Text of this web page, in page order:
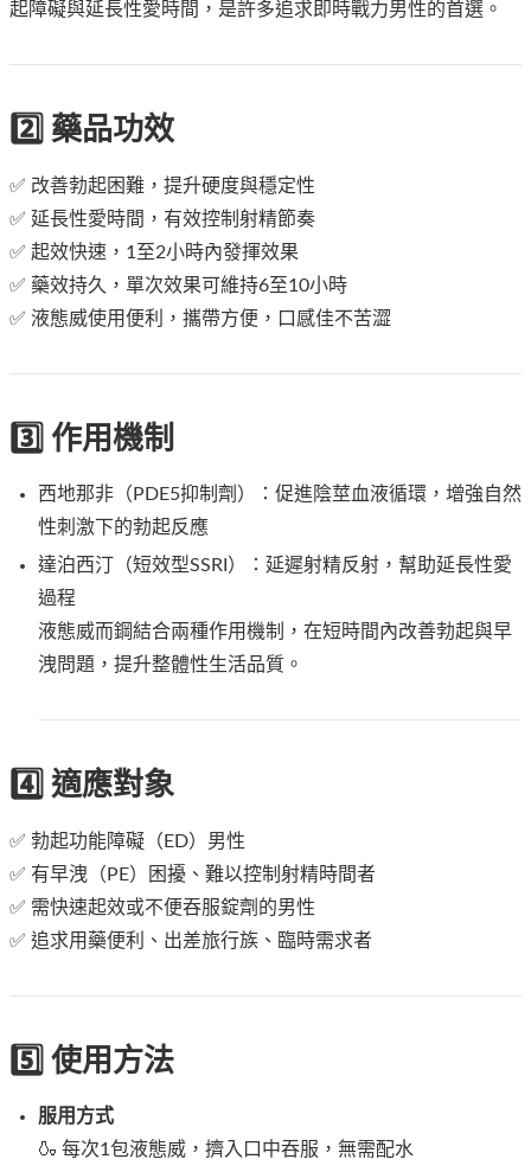
起障礙與延長性愛時間，是許多追求即時戰力男性的首選。
2️⃣ 藥品功效
✅ 改善勃起困難，提升硬度與穩定性
✅ 延長性愛時間，有效控制射精節奏
✅ 起效快速，1至2小時內發揮效果
✅ 藥效持久，單次效果可維持6至10小時
✅ 液態威使用便利，攜帶方便，口感佳不苦澀
3️⃣ 作用機制
西地那非（PDE5抑制劑）：促進陰莖血液循環，增強自然
性刺激下的勃起反應
達泊西汀（短效型SSRI）：延遲射精反射，幫助延長性愛
過程
液態威而鋼結合兩種作用機制，在短時間內改善勃起與早
洩問題，提升整體性生活品質。
4️⃣ 適應對象
✅ 勃起功能障礙（ED）男性
✅ 有早洩（PE）困擾、難以控制射精時間者
✅ 需快速起效或不便吞服錠劑的男性
✅ 追求用藥便利、出差旅行族、臨時需求者
5️⃣ 使用方法
服用方式
🍶 每次1包液態威，擠入口中吞服，無需配水